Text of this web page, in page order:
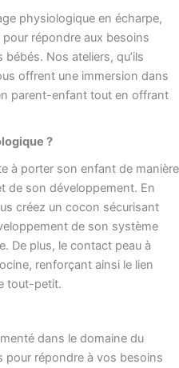
physiologique en écharpe,
répondre aux besoins
Nos ateliers, qu’ils
offrent une immersion dans
parent-enfant tout en offrant
?
à porter son enfant de manière
de son développement. En
créez un cocon sécurisant
de son système
De plus, le contact peau à
renforçant ainsi le lien
tout-petit.
dans le domaine du
pour répondre à vos besoins